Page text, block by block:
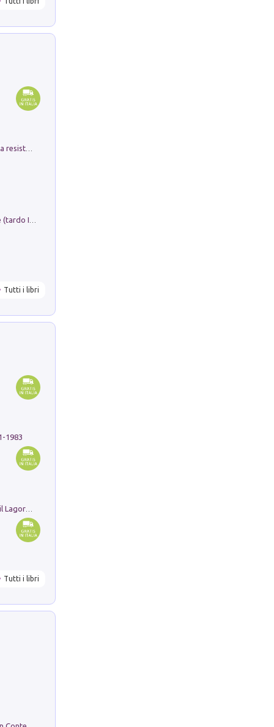
Memorial Santa Giulia. Sculture per la resistenza Monchio di Palagano
Tutti i libri
1983
Tutti i libri